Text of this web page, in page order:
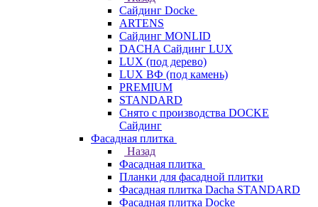
Сайдинг Docke
ARTENS
Cайдинг MONLID
DACHA Сайдинг LUX
LUX (под дерево)
LUX ВФ (под камень)
PREMIUM
STANDARD
Снято с производства DOCKE
Сайдинг
Фасадная плитка
Назад
Фасадная плитка
Планки для фасадной плитки
Фасадная плитка Dacha STANDARD
Фасадная плитка Docke